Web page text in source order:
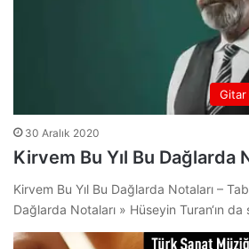
Gitar
30 Aralık 2020
Kirvem Bu Yıl Bu Dağlarda
Kirvem Bu Yıl Bu Dağlarda Notaları –
Dağlarda Notaları » Hüseyin Turan‘ın